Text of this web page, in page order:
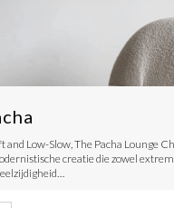
and Low-Slow, The Pacha Lounge
creatie die zowel